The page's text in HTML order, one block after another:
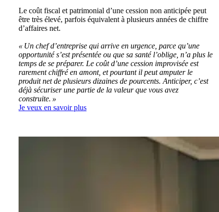
Le coût fiscal et patrimonial d’une cession non anticipée peut
être très élevé, parfois équivalent à plusieurs années de chiffre
d’affaires net.
« Un chef d’entreprise qui arrive en urgence, parce qu’une
opportunité s’est présentée ou que sa santé l’oblige, n’a plus le
temps de se préparer. Le coût d’une cession improvisée est
rarement chiffré en amont, et pourtant il peut amputer le
produit net de plusieurs dizaines de pourcents. Anticiper, c’est
déjà sécuriser une partie de la valeur que vous avez
construite. »
Je veux en savoir plus